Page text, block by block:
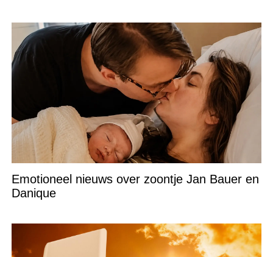
Emotioneel nieuws over zoontje Jan Bauer en
Danique